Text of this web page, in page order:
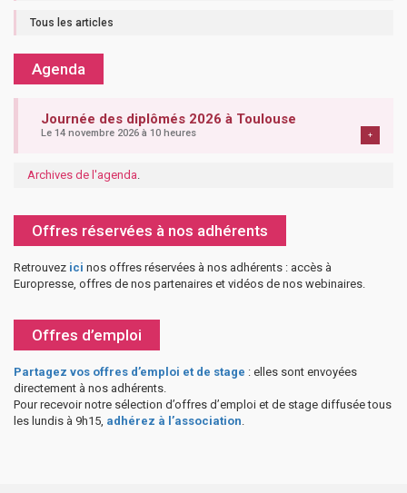
Tous les articles
Agenda
Journée des diplômés 2026 à Toulouse
Le 14 novembre 2026 à 10 heures +
Archives de l'agenda.
Offres réservées à nos adhérents
Retrouvez ici nos offres réservées à nos adhérents : accès à
Europresse, offres de nos partenaires et vidéos de nos webinaires.
Offres d’emploi
Partagez vos offres d’emploi et de stage : elles sont envoyées
directement à nos adhérents.
Pour recevoir notre sélection d’offres d’emploi et de stage diffusée tous
les lundis à 9h15, adhérez à l’association.